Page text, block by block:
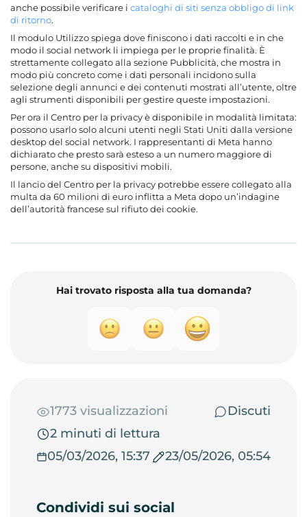
anche possibile verificare i cataloghi di siti senza obbligo di link
di ritorno.
Il modulo Utilizzo spiega dove finiscono i dati raccolti e in che
modo il social network li impiega per le proprie finalità. È
strettamente collegato alla sezione Pubblicità, che mostra in
modo più concreto come i dati personali incidono sulla
selezione degli annunci e dei contenuti mostrati all’utente, oltre
agli strumenti disponibili per gestire queste impostazioni.
Per ora il Centro per la privacy è disponibile in modalità limitata:
possono usarlo solo alcuni utenti negli Stati Uniti dalla versione
desktop del social network. I rappresentanti di Meta hanno
dichiarato che presto sarà esteso a un numero maggiore di
persone, anche su dispositivi mobili.
Il lancio del Centro per la privacy potrebbe essere collegato alla
multa da 60 milioni di euro inflitta a Meta dopo un’indagine
dell’autorità francese sul rifiuto dei cookie.
Hai trovato risposta alla tua domanda?
1773 visualizzazioni
Discuti
2 minuti di lettura
05/03/2026, 15:37
23/05/2026, 05:54
Condividi sui social